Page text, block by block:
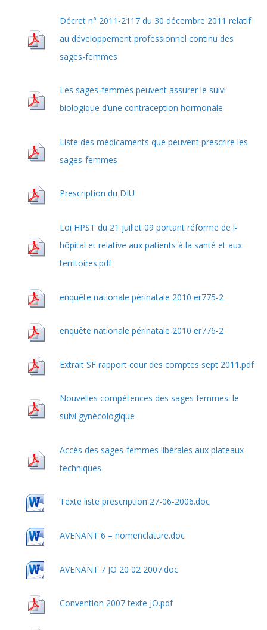
Décret n° 2011-2117 du 30 décembre 2011 relatif
au développement professionnel continu des
sages-femmes
Les sages-femmes peuvent assurer le suivi
biologique d’une contraception hormonale
Liste des médicaments que peuvent prescrire les
sages-femmes
Prescription du DIU
Loi HPST du 21 juillet 09 portant réforme de l-
hôpital et relative aux patients à la santé et aux
territoires.pdf
enquête nationale périnatale 2010 er775-2
enquête nationale périnatale 2010 er776-2
Extrait SF rapport cour des comptes sept 2011.pdf
Nouvelles compétences des sages femmes: le
suivi gynécologique
Accès des sages-femmes libérales aux plateaux
techniques
Texte liste prescription 27-06-2006.doc
AVENANT 6 – nomenclature.doc
AVENANT 7 JO 20 02 2007.doc
Convention 2007 texte JO.pdf